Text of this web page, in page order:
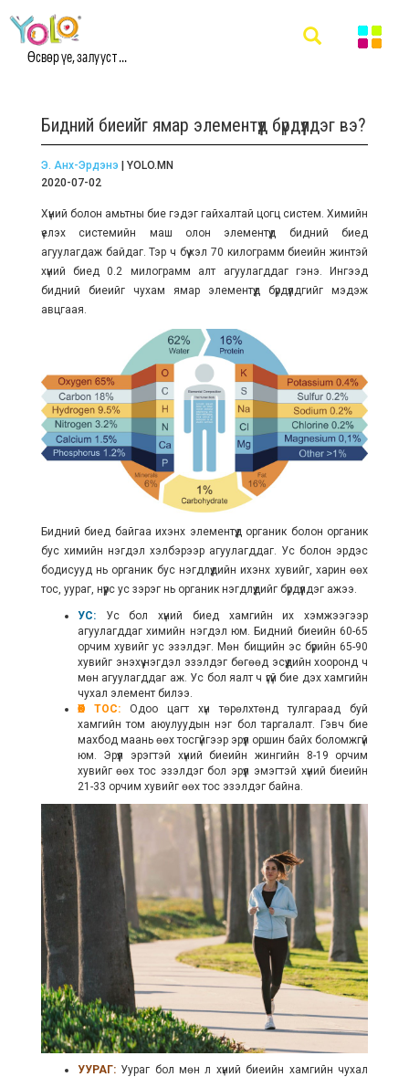
Өсвөр үе, залууст ...
Бидний биеийг ямар элементүүд бүрдүүлдэг вэ?
Э. Анх-Эрдэнэ | YOLO.MN
2020-07-02
Хүний болон амьтны бие гэдэг гайхалтай цогц систем. Химийн
үелэх системийн маш олон элементүүд бидний биед
агуулагдаж байдаг. Тэр ч бүү хэл 70 килограмм биеийн жинтэй
хүний биед 0.2 милограмм алт агуулагддаг гэнэ. Ингээд
бидний биеийг чухам ямар элементүүд бүрдүүлдгийг мэдэж
авцгаая.
Бидний биед байгаа ихэнх элементүүд органик болон органик
бус химийн нэгдэл хэлбэрээр агуулагддаг. Ус болон эрдэс
бодисууд нь органик бус нэгдлүүдийн ихэнх хувийг, харин өөх
тос, уураг, нүүрс ус зэрэг нь органик нэгдлүүдийг бүрдүүлдэг ажээ.
УС:Ус бол хүний биед хамгийн их хэмжээгээр
агуулагддаг химийн нэгдэл юм. Бидний биеийн 60-65
орчим хувийг ус эзэлдэг. Мөн бищийн эс бүрийн 65-90
хувийг энэхүү нэгдэл эзэлдэг бөгөөд эсүүдийн хооронд ч
мөн агуулагддаг аж. Ус бол яалт ч үгүй бие дэх хамгийн
чухал элемент билээ.
ӨӨХ ТОС:Одоо цагт хүн төрөлхтөнд тулгараад буй
хамгийн том аюулуудын нэг бол таргалалт. Гэвч бие
махбод маань өөх тосгүйгээр эрүүл оршин байх боломжгүй
юм. Эрүүл эрэгтэй хүний биеийн жингийн 8-19 орчим
хувийг өөх тос эзэлдэг бол эрүүл эмэгтэй хүний биеийн
21-33 орчим хувийг өөх тос эзэлдэг байна.
УУРАГ:Уураг бол мөн л хүний биеийн хамгийн чухал